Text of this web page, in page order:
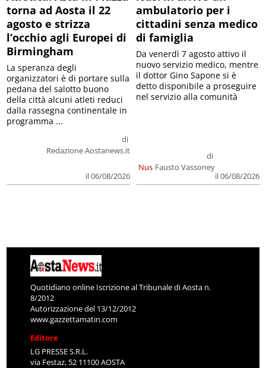
torna ad Aosta il 22
agosto e strizza
l’occhio agli Europei di
Birmingham
di
Redazione Aostanews.it
il 06/08/2026
La speranza degli
organizzatori è di portare sulla
pedana del salotto buono
della città alcuni atleti reduci
dalla rassegna continentale in
programma ...
ambulatorio per i
cittadini senza medico
di famiglia
Nus
di
Fausto Vassoney
il 06/08/2026
Da venerdì 7 agosto attivo il
nuovo servizio medico, mentre
il dottor Gino Sapone si è
detto disponibile a proseguire
nel servizio alla comunità
Quotidiano online Iscrizione al Tribunale di Aosta n.
8/2012
Autorizzazione del 13/12/2012
www.gazzettamatin.com
Editore
LG PRESSE S.R.L.
via Festaz, 52 11100 AOSTA